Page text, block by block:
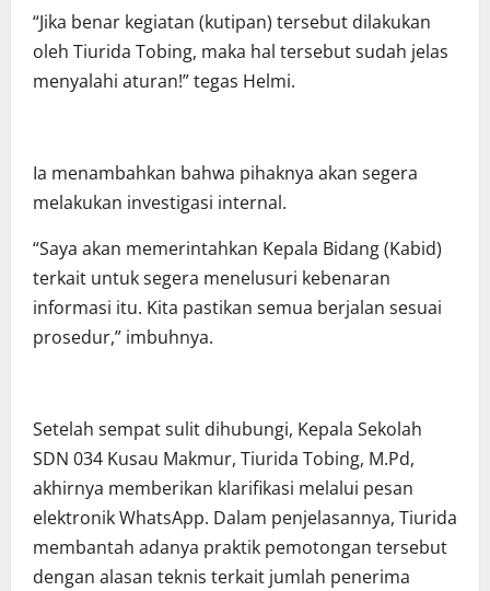
“Jika benar kegiatan (kutipan) tersebut dilakukan
oleh Tiurida Tobing, maka hal tersebut sudah jelas
menyalahi aturan!” tegas Helmi.
Ia menambahkan bahwa pihaknya akan segera
melakukan investigasi internal.
“Saya akan memerintahkan Kepala Bidang (Kabid)
terkait untuk segera menelusuri kebenaran
informasi itu. Kita pastikan semua berjalan sesuai
prosedur,” imbuhnya.
Setelah sempat sulit dihubungi, Kepala Sekolah
SDN 034 Kusau Makmur, Tiurida Tobing, M.Pd,
akhirnya memberikan klarifikasi melalui pesan
elektronik WhatsApp. Dalam penjelasannya, Tiurida
membantah adanya praktik pemotongan tersebut
dengan alasan teknis terkait jumlah penerima